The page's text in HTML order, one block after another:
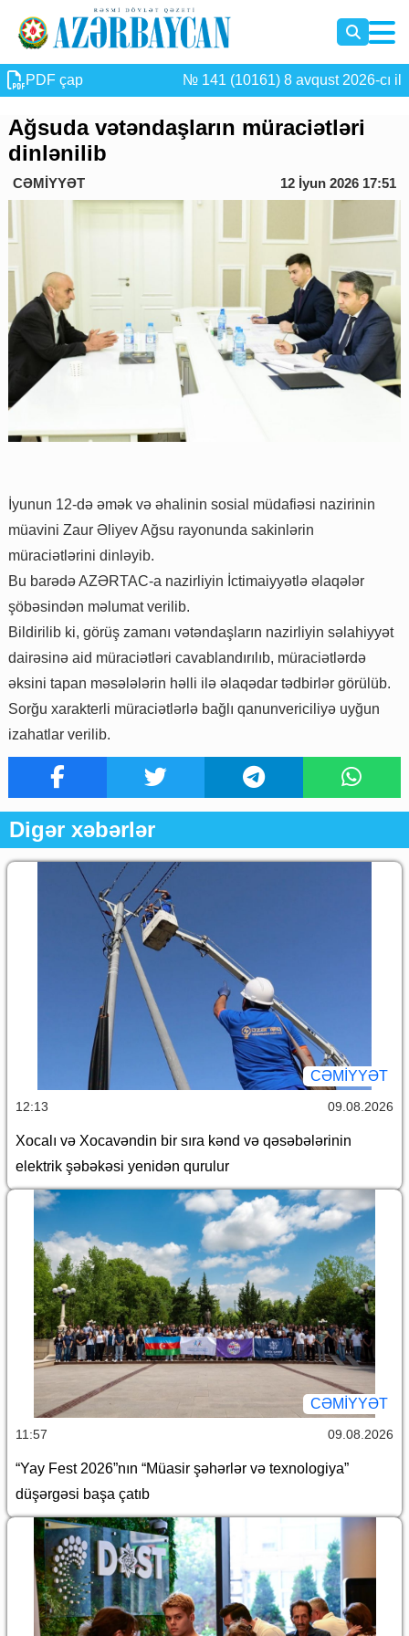
PDF çap № 141 (10161) 8 avqust 2026-cı il
Ağsuda vətəndaşların müraciətləri
dinlənilib
CƏMİYYƏT 12 İyun 2026 17:51
İyunun 12-də əmək və əhalinin sosial müdafiəsi nazirinin
müavini Zaur Əliyev Ağsu rayonunda sakinlərin
müraciətlərini dinləyib.
Bu barədə AZƏRTAC-a nazirliyin İctimaiyyətlə əlaqələr
şöbəsindən məlumat verilib.
Bildirilib ki, görüş zamanı vətəndaşların nazirliyin səlahiyyət
dairəsinə aid müraciətləri cavablandırılıb, müraciətlərdə
əksini tapan məsələlərin həlli ilə əlaqədar tədbirlər görülüb.
Sorğu xarakterli müraciətlərlə bağlı qanunvericiliyə uyğun
izahatlar verilib.
Digər xəbərlər
CƏMİYYƏT
12:13 09.08.2026
Xocalı və Xocavəndin bir sıra kənd və qəsəbələrinin
elektrik şəbəkəsi yenidən qurulur
CƏMİYYƏT
11:57 09.08.2026
“Yay Fest 2026”nın “Müasir şəhərlər və texnologiya”
düşərgəsi başa çatıb